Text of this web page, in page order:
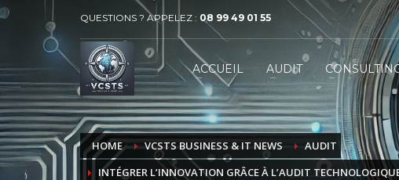
VECTEUR COMMUNICATION SERVICES
1 BUSINESSMARKET 2 IT
Contactez-nous par téléphone au 08 99 49 01 55 ou par email :
QUESTIONS ? APPELEZ : 08 99 49 01 55
ACCUEIL AUDIT
HOME VCSTS BUSINESS & IT NEWS
AUDIT
INTÉGRER L’INNOVATION GRÂCE À L’AUDIT